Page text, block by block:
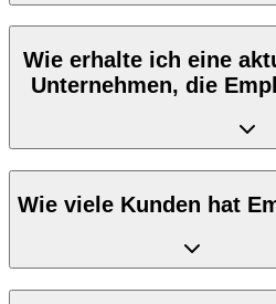
Wie erhalte ich eine
Unternehmen, die
Wie viele Kunden hat